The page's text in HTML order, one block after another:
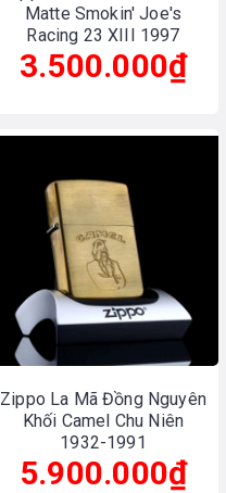
Matte Smokin' Joe's
Racing 23 XIII 1997
3.500.000₫
Zippo La Mã Đồng Nguyên
Khối Camel Chu Niên
1932-1991
5.900.000₫